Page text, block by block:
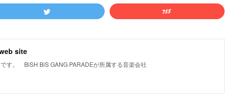
site
す。 BiSH BiS GANG PARADEが所属する音楽会社